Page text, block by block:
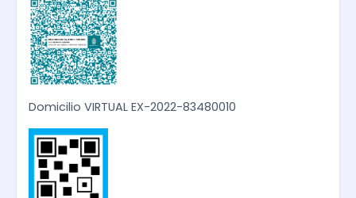
Domicilio VIRTUAL EX-2022-83480010